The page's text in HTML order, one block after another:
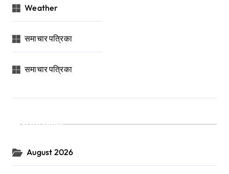
Weather
समाचार पत्रिका
समाचार पत्रिका
Archives
August 2026